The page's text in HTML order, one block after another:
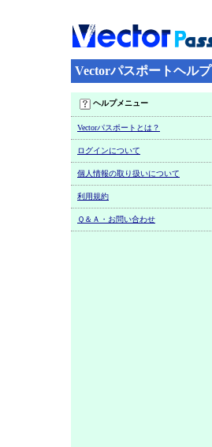
Vectorパスポートヘルプ
ヘルプメニュー
Vectorパスポートとは？
ログインについて
個人情報の取り扱いについて
利用規約
Ｑ＆Ａ・お問い合わせ